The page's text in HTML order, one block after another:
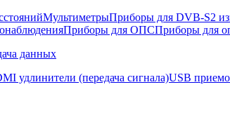
МультиметрыПриборы для DVB-S2
Приборы для ОПСПриборы для
данных
удлинители (передача сигнала)USB